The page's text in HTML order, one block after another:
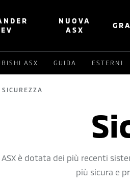
NUOVA
ASX
ASX GUIDA ESTERNI
SICUREZZA
ASX è dotata dei più recenti
più sicura e